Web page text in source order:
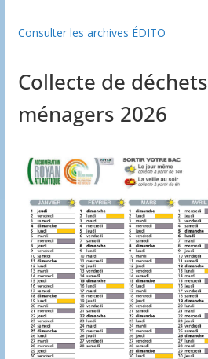
Consulter les archives ÉDITO
Collecte de déchets
ménagers 2026